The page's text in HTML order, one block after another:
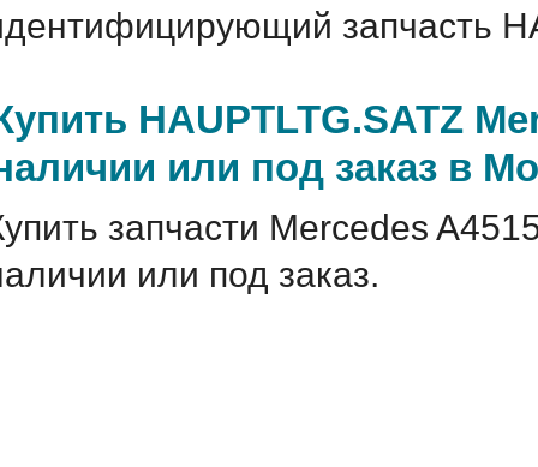
запчасть
HAUPTLTG.SATZ
или под заказ в
запчасти Mercedes
или под заказ.